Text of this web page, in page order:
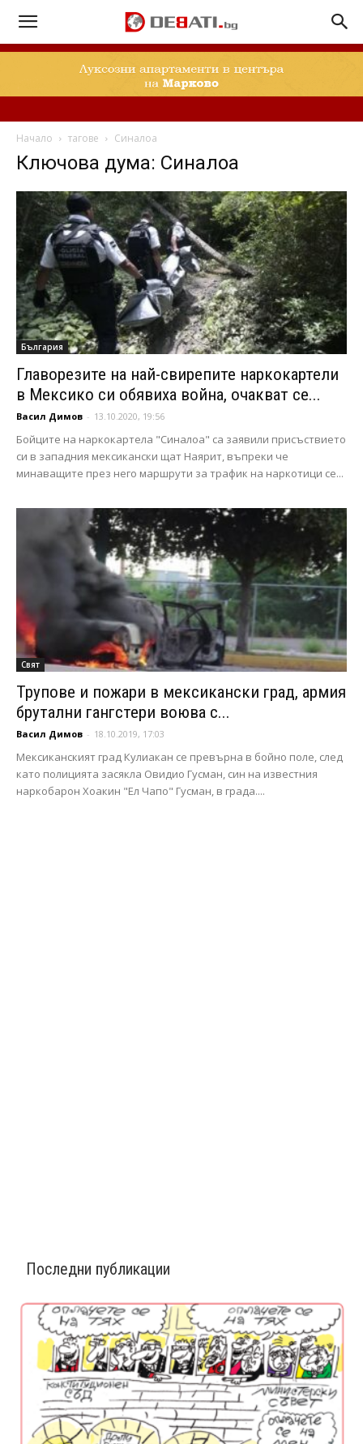
Начало тагове Синалоа
Ключова дума: Синалоа
България
Главорезите на най-свирепите наркокартели
в Мексико си обявиха война, очакват се...
Васил Димов - 13.10.2020, 19:56
Бойците на наркокартела "Синалоа" са заявили присъствието
си в западния мексикански щат Наярит, въпреки че
минаващите през него маршрути за трафик на наркотици се...
Свят
Трупове и пожари в мексикански град, армия
брутални гангстери воюва с...
Васил Димов - 18.10.2019, 17:03
Мексиканският град Кулиакан се превърна в бойно поле, след
като полицията засякла Овидио Гусман, син на известния
наркобарон Хоакин "Ел Чапо" Гусман, в града....
Последни публикации